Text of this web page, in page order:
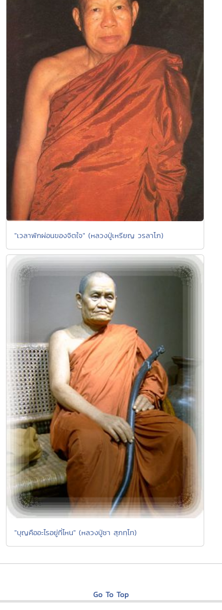
"เวลาพักผ่อนของจิตใจ" (หลวงปู่เหรียญ วรลาโภ)
"บุญคืออะไรอยู่ที่ไหน" (หลวงปู่ชา สุภทฺโท)
Go To Top